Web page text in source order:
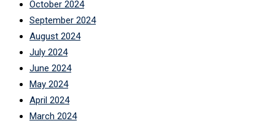
October 2024
September 2024
August 2024
July 2024
June 2024
May 2024
April 2024
March 2024